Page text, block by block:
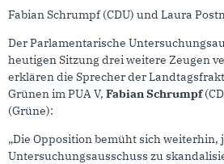
Fabian Schrumpf (CDU) und Laura
Der Parlamentarische
heutigen Sitzung drei weitere Zeugen
erklären die Sprecher der
Grünen im PUA V, Fabian Schrumpf
(Grüne):
„Die Opposition bemüht sich weiterhin,
Untersuchungsausschuss zu